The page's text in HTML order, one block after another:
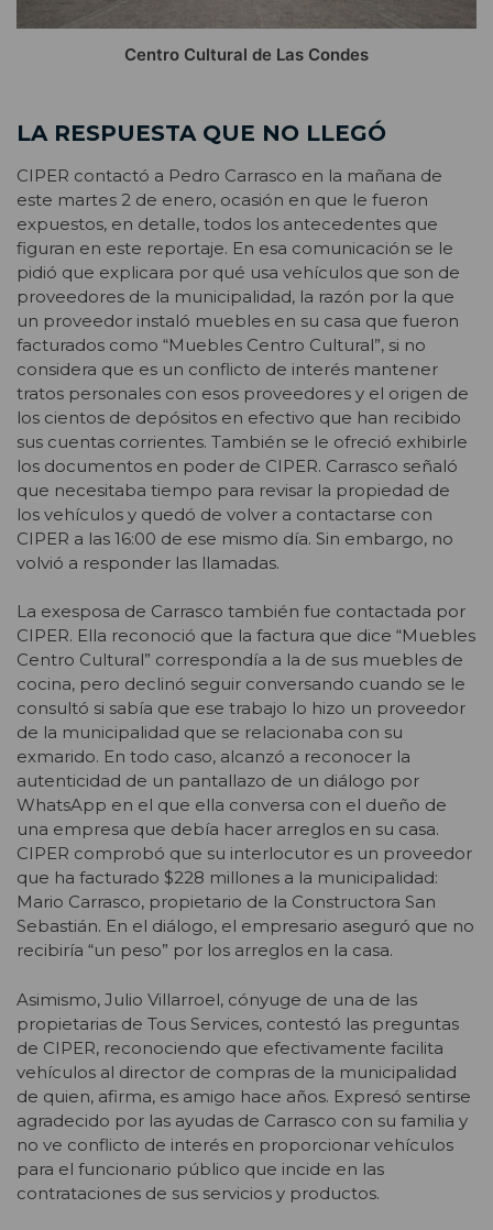
Centro Cultural de Las Condes
LA RESPUESTA QUE NO LLEGÓ
CIPER contactó a Pedro Carrasco en la mañana de
este martes 2 de enero, ocasión en que le fueron
expuestos, en detalle, todos los antecedentes que
figuran en este reportaje. En esa comunicación se le
pidió que explicara por qué usa vehículos que son de
proveedores de la municipalidad, la razón por la que
un proveedor instaló muebles en su casa que fueron
facturados como “Muebles Centro Cultural”, si no
considera que es un conflicto de interés mantener
tratos personales con esos proveedores y el origen de
los cientos de depósitos en efectivo que han recibido
sus cuentas corrientes. También se le ofreció exhibirle
los documentos en poder de CIPER. Carrasco señaló
que necesitaba tiempo para revisar la propiedad de
los vehículos y quedó de volver a contactarse con
CIPER a las 16:00 de ese mismo día. Sin embargo, no
volvió a responder las llamadas.
La exesposa de Carrasco también fue contactada por
CIPER. Ella reconoció que la factura que dice “Muebles
Centro Cultural” correspondía a la de sus muebles de
cocina, pero declinó seguir conversando cuando se le
consultó si sabía que ese trabajo lo hizo un proveedor
de la municipalidad que se relacionaba con su
exmarido. En todo caso, alcanzó a reconocer la
autenticidad de un pantallazo de un diálogo por
WhatsApp en el que ella conversa con el dueño de
una empresa que debía hacer arreglos en su casa.
CIPER comprobó que su interlocutor es un proveedor
que ha facturado $228 millones a la municipalidad:
Mario Carrasco, propietario de la Constructora San
Sebastián. En el diálogo, el empresario aseguró que no
recibiría “un peso” por los arreglos en la casa.
Asimismo, Julio Villarroel, cónyuge de una de las
propietarias de Tous Services, contestó las preguntas
de CIPER, reconociendo que efectivamente facilita
vehículos al director de compras de la municipalidad
de quien, afirma, es amigo hace años. Expresó sentirse
agradecido por las ayudas de Carrasco con su familia y
no ve conflicto de interés en proporcionar vehículos
para el funcionario público que incide en las
contrataciones de sus servicios y productos.